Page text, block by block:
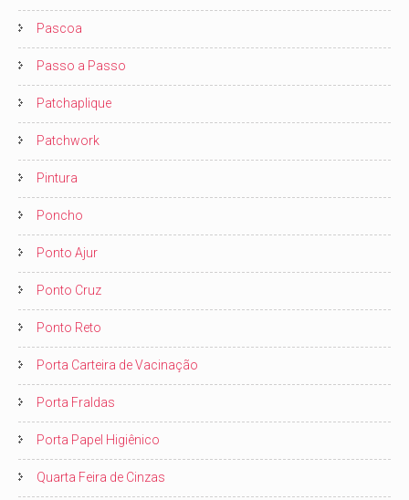
Pascoa
Passo a Passo
Patchaplique
Patchwork
Pintura
Poncho
Ponto Ajur
Ponto Cruz
Ponto Reto
Porta Carteira de Vacinação
Porta Fraldas
Porta Papel Higiênico
Quarta Feira de Cinzas